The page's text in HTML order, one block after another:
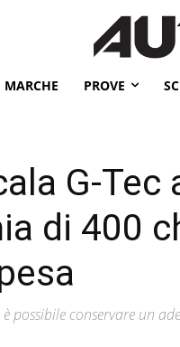
MARCHE PROVE
G-Tec
di 400
possibile conservare un